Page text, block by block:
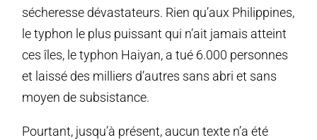
sécheresse dévastateurs. Rien qu’aux Philippines,
le typhon le plus puissant qui n’ait jamais atteint
ces îles, le typhon Haiyan, a tué 6.000 personnes
et laissé des milliers d’autres sans abri et sans
moyen de subsistance.
Pourtant, jusqu’à présent, aucun texte n’a été